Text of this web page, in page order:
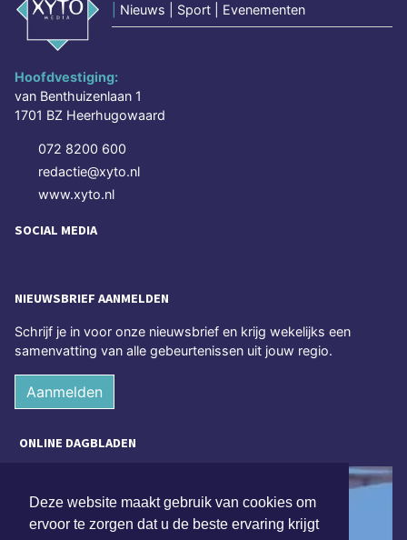
Deze website maakt gebruik van cookies om
ervoor te zorgen dat u de beste ervaring krijgt
Nieuws | Sport | Evenementen
Hoofdvestiging:
van Benthuizenlaan 1
1701 BZ Heerhugowaard
072 8200 600
redactie@xyto.nl
www.xyto.nl
SOCIAL MEDIA
NIEUWSBRIEF AANMELDEN
Schrijf je in voor onze nieuwsbrief en krijg wekelijks een
samenvatting van alle gebeurtenissen uit jouw regio.
Aanmelden
ONLINE DAGBLADEN